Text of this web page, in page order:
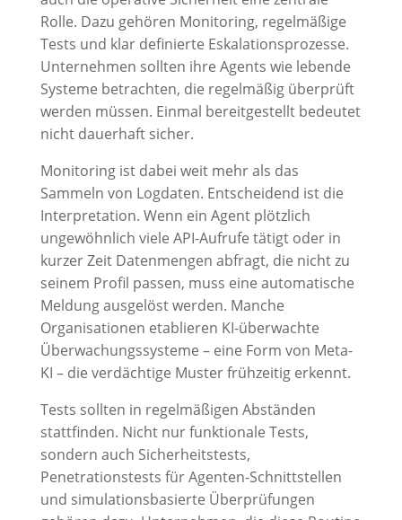
Rolle. Dazu gehören Monitoring, regelmäßige
Tests und klar definierte Eskalationsprozesse.
Unternehmen sollten ihre Agents wie lebende
Systeme betrachten, die regelmäßig überprüft
werden müssen. Einmal bereitgestellt bedeutet
nicht dauerhaft sicher.
Monitoring ist dabei weit mehr als das
Sammeln von Logdaten. Entscheidend ist die
Interpretation. Wenn ein Agent plötzlich
ungewöhnlich viele API-Aufrufe tätigt oder in
kurzer Zeit Datenmengen abfragt, die nicht zu
seinem Profil passen, muss eine automatische
Meldung ausgelöst werden. Manche
Organisationen etablieren KI-überwachte
Überwachungssysteme – eine Form von Meta-
KI – die verdächtige Muster frühzeitig erkennt.
Tests sollten in regelmäßigen Abständen
stattfinden. Nicht nur funktionale Tests,
sondern auch Sicherheitstests,
Penetrationstests für Agenten-Schnittstellen
und simulationsbasierte Überprüfungen